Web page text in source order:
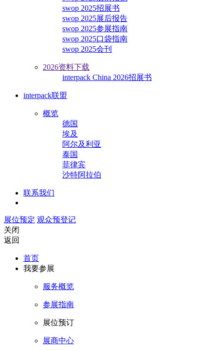
swop 2025招展书
swop 2025展后报告
swop 2025参展指南
swop 2025口袋指南
swop 2025会刊
2026资料下载
interpack China 2026招展书
interpack联盟
概览
德国
埃及
阿尔及利亚
泰国
菲律宾
沙特阿拉伯
联系我们
展位预定 观众预登记
关闭
返回
首页
我要参展
服务概览
参展指南
展位预订
展商中心